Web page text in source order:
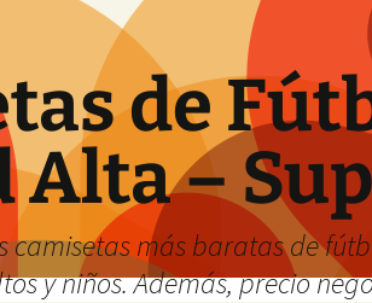
de
Alta –
camisetas más baratas de
y niños. Además, precio